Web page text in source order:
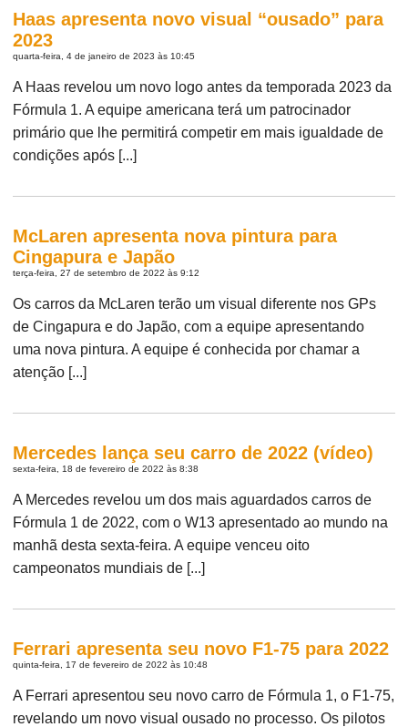
Haas apresenta novo visual “ousado” para
2023
quarta-feira, 4 de janeiro de 2023 às 10:45
A Haas revelou um novo logo antes da temporada 2023 da
Fórmula 1. A equipe americana terá um patrocinador
primário que lhe permitirá competir em mais igualdade de
condições após [...]
McLaren apresenta nova pintura para
Cingapura e Japão
terça-feira, 27 de setembro de 2022 às 9:12
Os carros da McLaren terão um visual diferente nos GPs
de Cingapura e do Japão, com a equipe apresentando
uma nova pintura. A equipe é conhecida por chamar a
atenção [...]
Mercedes lança seu carro de 2022 (vídeo)
sexta-feira, 18 de fevereiro de 2022 às 8:38
A Mercedes revelou um dos mais aguardados carros de
Fórmula 1 de 2022, com o W13 apresentado ao mundo na
manhã desta sexta-feira. A equipe venceu oito
campeonatos mundiais de [...]
Ferrari apresenta seu novo F1-75 para 2022
quinta-feira, 17 de fevereiro de 2022 às 10:48
A Ferrari apresentou seu novo carro de Fórmula 1, o F1-75,
revelando um novo visual ousado no processo. Os pilotos